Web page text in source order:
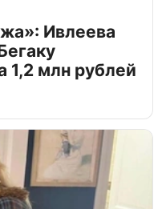
Ивлеева
1,2 млн рублей